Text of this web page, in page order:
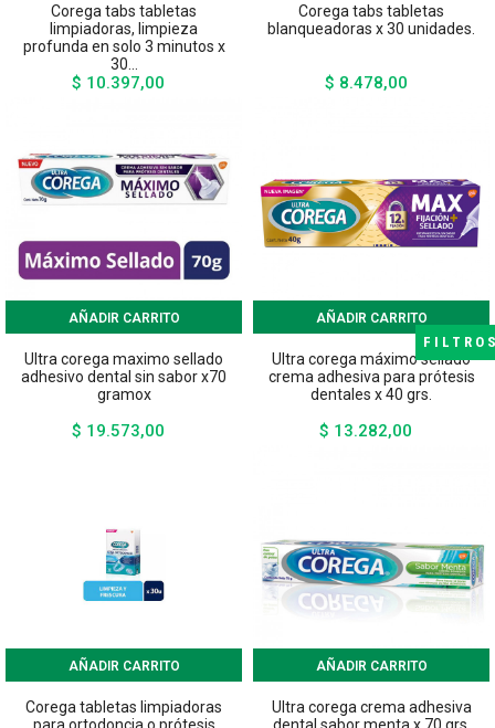
Corega tabs tabletas
limpiadoras, limpieza
profunda en solo 3 minutos x
30...
$ 10.397,00
Corega tabs tabletas
blanqueadoras x 30 unidades.
$ 8.478,00
AÑADIR CARRITO
Ultra corega maximo sellado
adhesivo dental sin sabor x70
gramox
$ 19.573,00
AÑADIR CARRITO
Ultra corega máximo sellado
crema adhesiva para prótesis
dentales x 40 grs.
$ 13.282,00
AÑADIR CARRITO
Corega tabletas limpiadoras
AÑADIR CARRITO
Ultra corega crema adhesiva